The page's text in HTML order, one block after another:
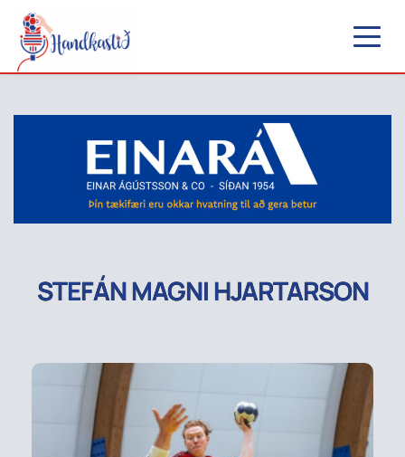
STEFÁN MAGNI HJARTARSON